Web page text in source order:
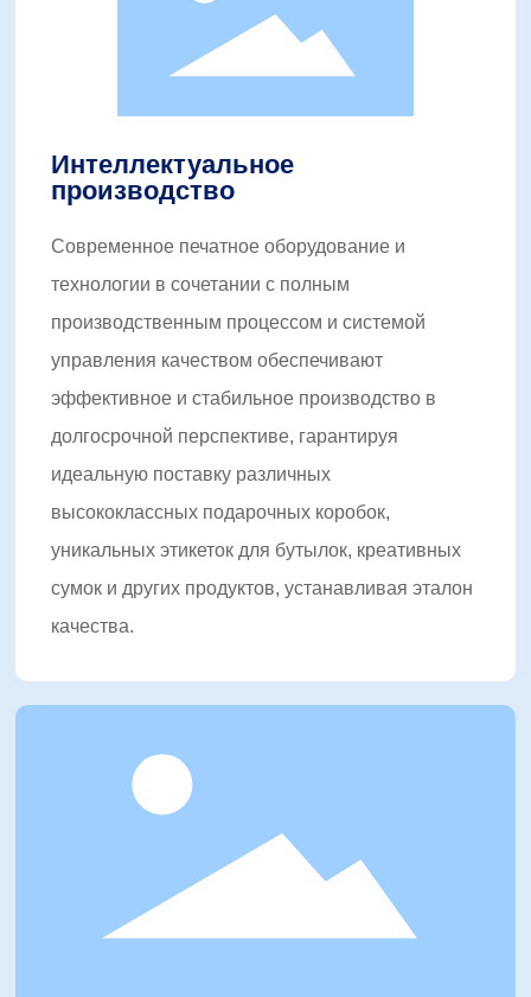
Интеллектуальное
производство
Современное печатное оборудование и
технологии в сочетании с полным
производственным процессом и системой
управления качеством обеспечивают
эффективное и стабильное производство в
долгосрочной перспективе, гарантируя
идеальную поставку различных
высококлассных подарочных коробок,
уникальных этикеток для бутылок, креативных
сумок и других продуктов, устанавливая эталон
качества.